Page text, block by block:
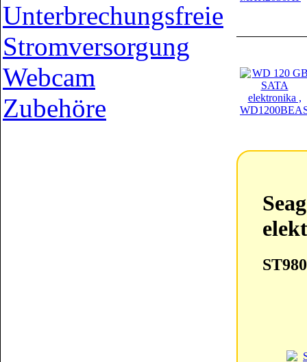
Unterbrechungsfreie
Stromversorgung
Webcam
Zubehöre